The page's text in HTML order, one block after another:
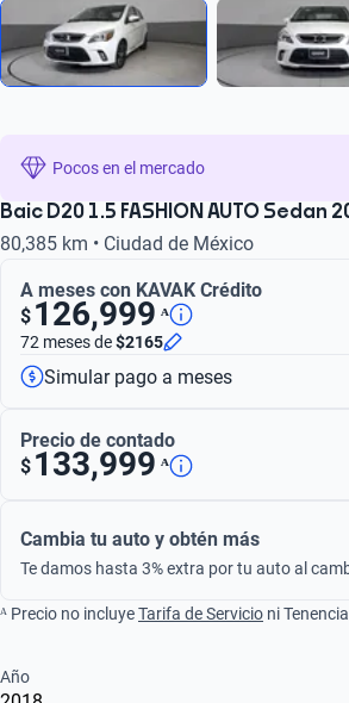
Pocos en el mercado
Baic D20 1.5 FASHION AUTO Sedan
80,385 km • Ciudad de México
A meses con KAVAK Crédito
$ 126,999 ᴬ
72 mesesde$2165
Simular pago a meses
Precio de contado
$ 133,999 ᴬ
Cambia tu auto y obtén más
Te damos hasta 3% extra por tu auto al
ᴬ Precio no incluyeTarifa de Servicio ni
Año